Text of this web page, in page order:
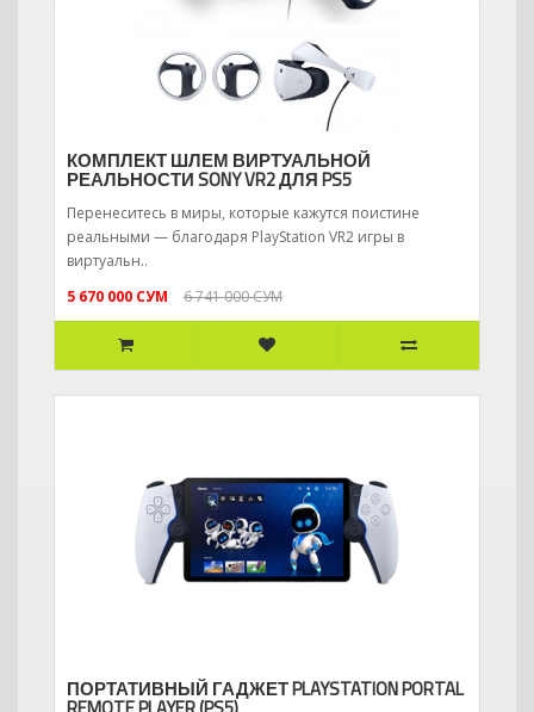
КОМПЛЕКТ ШЛЕМ ВИРТУАЛЬНОЙ
РЕАЛЬНОСТИ SONY VR2 ДЛЯ PS5
Перенеситесь в миры, которые кажутся поистине
реальными — благодаря PlayStation VR2 игры в
виртуальн..
5 670 000 СУМ
6 741 000 СУМ
ПОРТАТИВНЫЙ ГАДЖЕТ PLAYSTATION PORTAL